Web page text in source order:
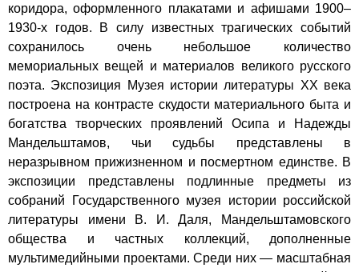
коридора, оформленного плакатами и афишами 1900–
1930-х годов. В силу известных трагических событий
сохранилось очень небольшое количество
мемориальных вещей и материалов великого русского
поэта. Экспозиция Музея истории литературы XX века
построена на контрасте скудости материального быта и
богатства творческих проявлений Осипа и Надежды
Мандельштамов, чьи судьбы представлены в
неразрывном прижизненном и посмертном единстве. В
экспозиции представлены подлинные предметы из
собраний Государственного музея истории российской
литературы имени В. И. Даля, Мандельштамовского
общества и частных коллекций, дополненные
мультимедийными проектами. Среди них — масштабная